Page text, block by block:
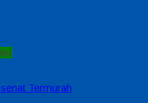
Termurah